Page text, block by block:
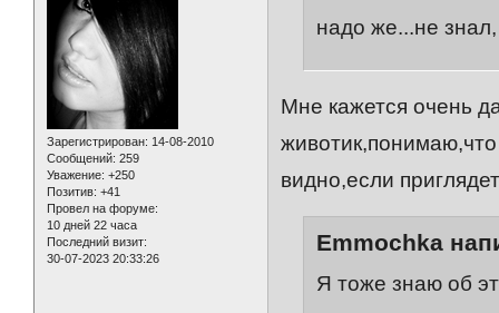
Зарегистрирован: 14-08-2010
Сообщений: 259
Уважение: +250
Позитив: +41
Провел на форуме:
10 дней 22 часа
Последний визит:
30-07-2023 20:33:26
надо же...не
Мне кажется очень
видно,если
Emmochka
Я тоже знаю об